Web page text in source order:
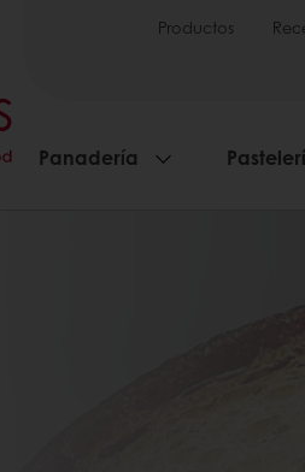
Productos
Panadería